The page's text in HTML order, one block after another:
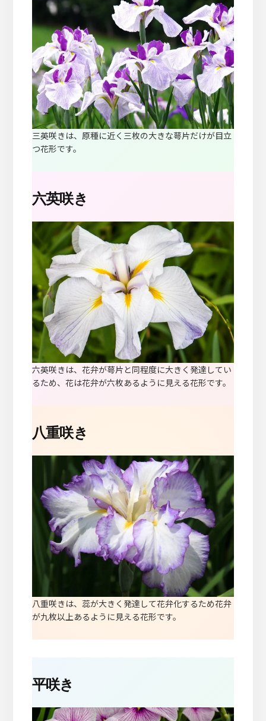
三英咲きは、原種に近く三枚の大きな萼片だけが目立
つ花形です。
六英咲き
六英咲きは、花弁が萼片と同程度に大きく発達してい
るため、花は花弁が六枚あるように見える花形です。
八重咲き
八重咲きは、蕊が大きく発達して花弁化するため花弁
が九枚以上あるように見える花形です。
平咲き